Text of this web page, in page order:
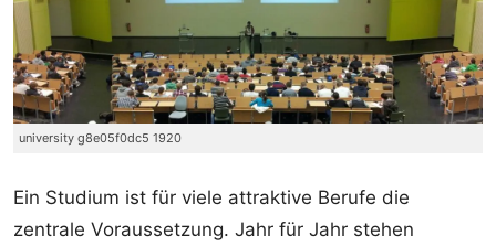
university g8e05f0dc5 1920
Ein Studium ist für viele attraktive Berufe die
zentrale Voraussetzung. Jahr für Jahr stehen